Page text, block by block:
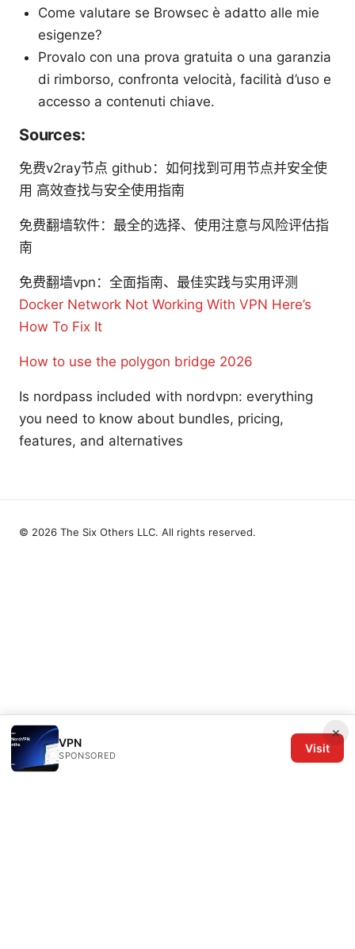
Come valutare se Browsec è adatto alle mie
esigenze?
Provalo con una prova gratuita o una garanzia
di rimborso, confronta velocità, facilità d’uso e
accesso a contenuti chiave.
Sources:
免费v2ray节点 github：如何找到可用节点并安全使
用 高效查找与安全使用指南
免费翻墙软件：最全的选择、使用注意与风险评估指
南
免费翻墙vpn：全面指南、最佳实践与实用评测
Docker Network Not Working With VPN Here’s
How To Fix It
How to use the polygon bridge 2026
Is nordpass included with nordvpn: everything
you need to know about bundles, pricing,
features, and alternatives
×
VPN
SPONSORED
Visit
© 2026 The Six Others LLC. All rights reserved.